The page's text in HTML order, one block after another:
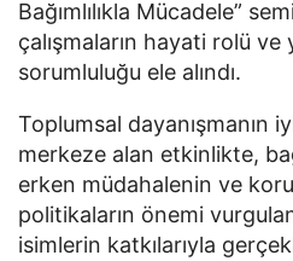
Bağımlılıkla Mücadele”
çalışmaların hayati rolü
sorumluluğu ele alındı.
Toplumsal dayanışmanın
merkeze alan etkinlikte,
erken müdahalenin ve
politikaların önemi
isimlerin katkılarıyla